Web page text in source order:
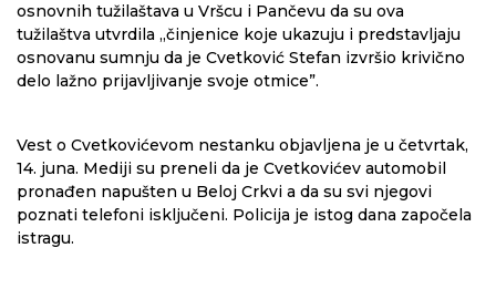
osnovnih tužilaštava u Vršcu i Pančevu da su ova
tužilaštva utvrdila „činjenice koje ukazuju i predstavljaju
osnovanu sumnju da je Cvetković Stefan izvršio krivično
delo lažno prijavljivanje svoje otmice”.
Vest o Cvetkovićevom nestanku objavljena je u četvrtak,
14. juna. Mediji su preneli da je Cvetkovićev automobil
pronađen napušten u Beloj Crkvi a da su svi njegovi
poznati telefoni isključeni. Policija je istog dana započela
istragu.